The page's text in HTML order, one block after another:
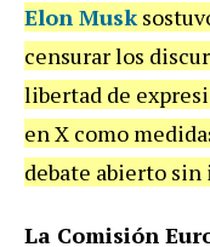
Elon Musk
censurar los
libertad de
en X como
debate abierto
La Comisión